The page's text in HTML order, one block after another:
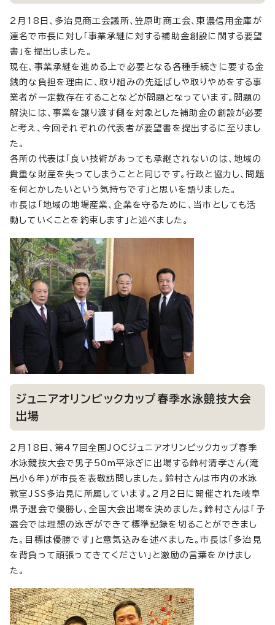
2月18日、多治見商工会議所、笠原町商工会、東濃信用金庫が
連名で市長に対し「事業承継に対する補助金創設に関する要望
書」を提出しました。
現在、事業承継を進める上で必要となる各種手続きに要する金
銭的な負担を理由に、取り組みの先延ばしや取りやめをする事
業者が一定数存在することなどが問題となっています。問題の
解決には、事業を譲り渡す側を対象とした補助金の創設が必要
と考え、今回それぞれの代表者が要望書を提出するに至りまし
た。
各所の代表は「良い技術があっても承継されないのは、地域の
貴重な財産を失ってしまうことと同じです。行政と協力し、問題
を何とかしたいという気持ちです」と思いを語りました。
市長は「地域の地場産業、企業を守るために、当市としても活
動していくことを約束します」と述べました。
ジュニアオリンピックカップ春季水泳競技大会
出場
2月18日、第47回全国JOCジュニアオリンピックカップ春季
水泳競技大会で男子50m平泳ぎに出場する鈴村清孝さん(滝
呂小6年)が市長を表敬訪問しました。鈴村さんは市内の水泳
教室JSS多治見に所属しています。2月2日に開催された岐阜
県予選会で優勝し、全国大会出場を決めました。鈴村さんは「予
選会では理想の泳ぎができて標準記録を切ることができまし
た。目標は優勝です」と意気込みを述べました。市長は「多治見
を背負って頑張ってきてください」と激励の言葉をかけまし
た。